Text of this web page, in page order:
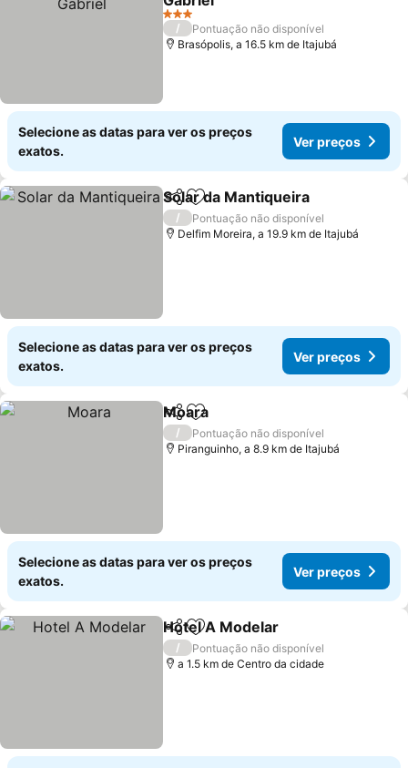
Ver preços
3 Estrelas
/
Pontuação não disponível
Brasópolis, a 16.5 km de Itajubá
Selecione as datas para ver os preços
exatos.
Ver preços
PartilharAdicionar aos favoritos
Solar da Mantiqueira
/
Pontuação não disponível
Delfim Moreira, a 19.9 km de Itajubá
Selecione as datas para ver os preços
exatos.
Ver preços
PartilharAdicionar aos favoritos
Moara
/
Pontuação não disponível
Piranguinho, a 8.9 km de Itajubá
Selecione as datas para ver os preços
exatos.
Ver preços
PartilharAdicionar aos favoritos
Hotel A Modelar
/
Pontuação não disponível
a 1.5 km de Centro da cidade